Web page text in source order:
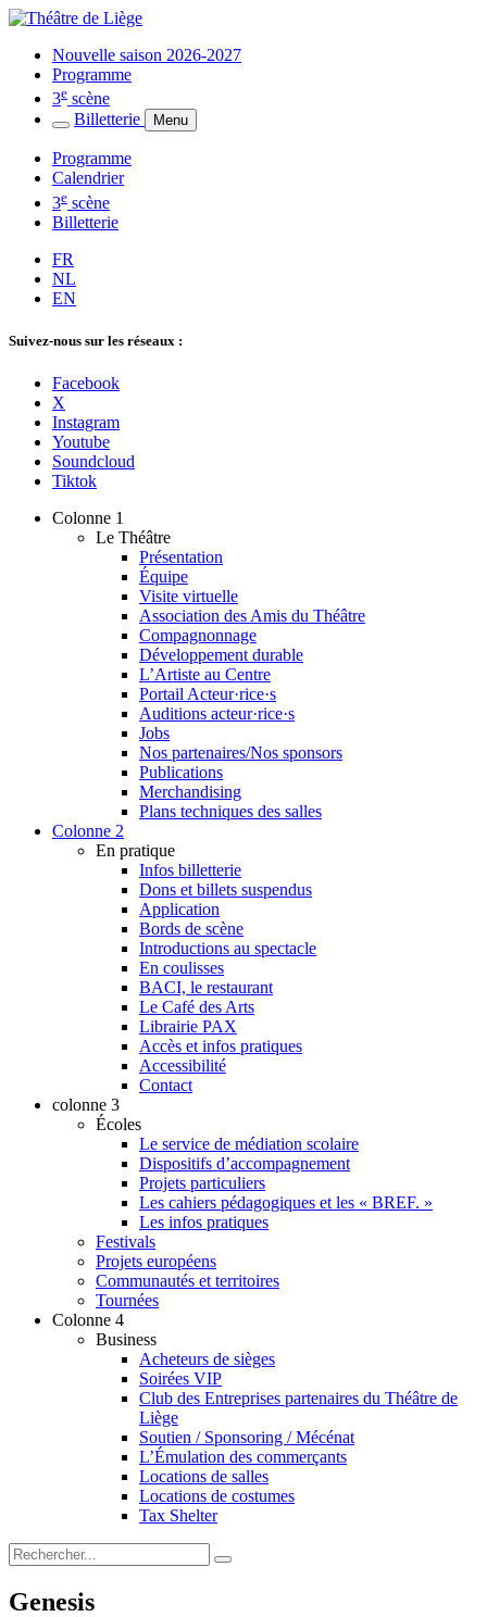
Nouvelle saison 2026-2027
Programme
3e scène
Billetterie
Menu
Programme
Calendrier
3e scène
Billetterie
FR
NL
EN
Suivez-nous sur les réseaux :
Facebook
X
Instagram
Youtube
Soundcloud
Tiktok
Colonne 1
Le Théâtre
Présentation
Équipe
Visite virtuelle
Association des Amis du Théâtre
Compagnonnage
Développement durable
L’Artiste au Centre
Portail Acteur·rice·s
Auditions acteur·rice·s
Jobs
Nos partenaires/Nos sponsors
Publications
Merchandising
Plans techniques des salles
Colonne 2
En pratique
Infos billetterie
Dons et billets suspendus
Application
Bords de scène
Introductions au spectacle
En coulisses
BACI, le restaurant
Le Café des Arts
Librairie PAX
Accès et infos pratiques
Accessibilité
Contact
colonne 3
Écoles
Le service de médiation scolaire
Dispositifs d’accompagnement
Projets particuliers
Les cahiers pédagogiques et les « BREF. »
Les infos pratiques
Festivals
Projets européens
Communautés et territoires
Tournées
Colonne 4
Business
Acheteurs de sièges
Soirées VIP
Club des Entreprises partenaires du Théâtre de
Liège
Soutien / Sponsoring / Mécénat
L’Émulation des commerçants
Locations de salles
Locations de costumes
Tax Shelter
Genesis